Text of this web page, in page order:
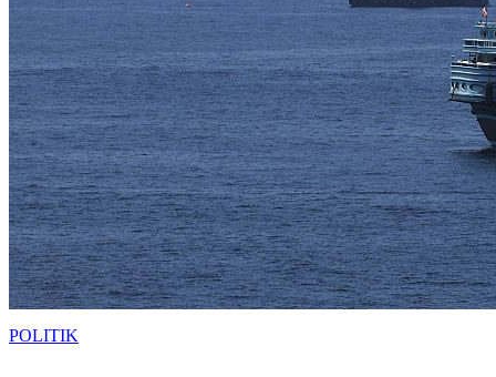
POLITIK